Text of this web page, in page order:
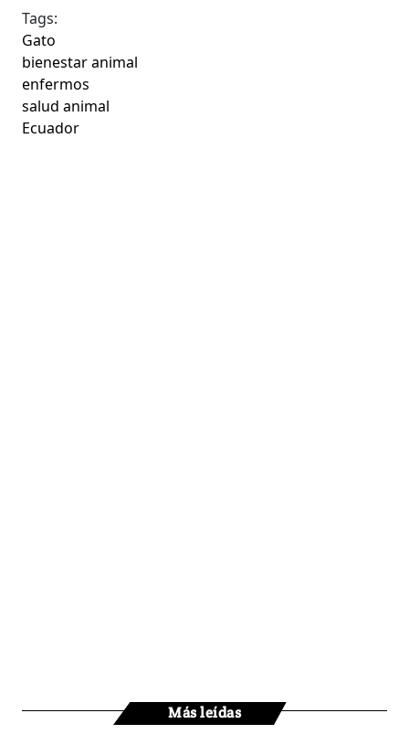
Tags:
Gato
bienestar animal
enfermos
salud animal
Ecuador
Más leídas